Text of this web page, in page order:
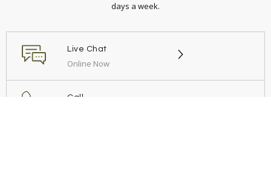
days a week.
Live Chat
Online Now
Call